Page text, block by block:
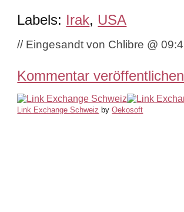
Labels: Irak, USA
// Eingesandt von Chlibre @
Kommentar veröffentlichen
Link Exchange Schweiz byOekosoft